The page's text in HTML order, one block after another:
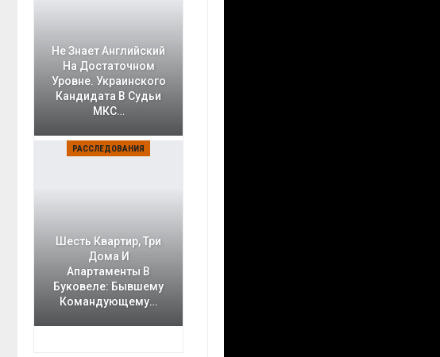
Не Знает Английский
На Достаточном
Уровне. Украинского
Кандидата В Судьи
МКС…
РАССЛЕДОВАНИЯ
Шесть Квартир, Три
Дома И
Апартаменты В
Буковеле: Бывшему
Командующему…